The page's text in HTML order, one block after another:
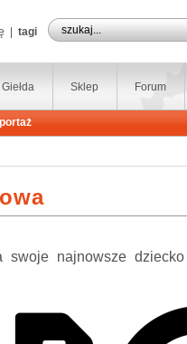
tagi
Forum
Sklep
Giełda
swoje najnowsze